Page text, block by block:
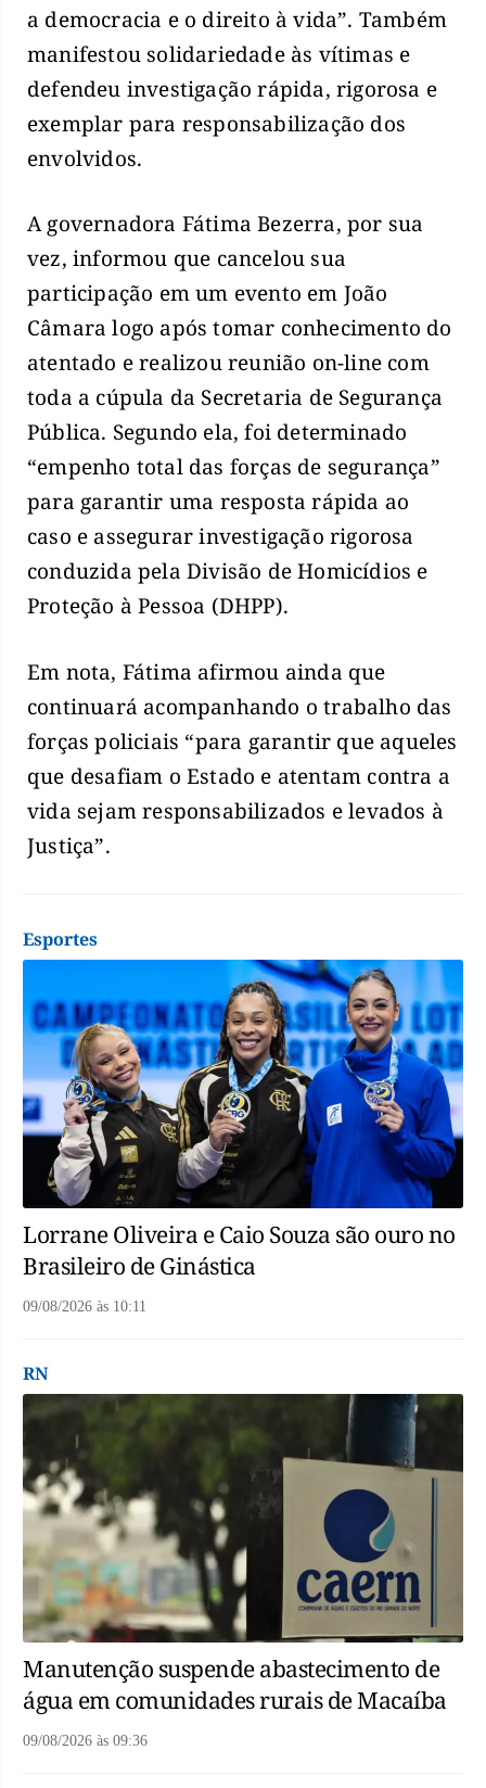
a democracia e o direito à vida”. Também
manifestou solidariedade às vítimas e
defendeu investigação rápida, rigorosa e
exemplar para responsabilização dos
envolvidos.
A governadora Fátima Bezerra, por sua
vez, informou que cancelou sua
participação em um evento em João
Câmara logo após tomar conhecimento do
atentado e realizou reunião on-line com
toda a cúpula da Secretaria de Segurança
Pública. Segundo ela, foi determinado
“empenho total das forças de segurança”
para garantir uma resposta rápida ao
caso e assegurar investigação rigorosa
conduzida pela Divisão de Homicídios e
Proteção à Pessoa (DHPP).
Em nota, Fátima afirmou ainda que
continuará acompanhando o trabalho das
forças policiais “para garantir que aqueles
que desafiam o Estado e atentam contra a
vida sejam responsabilizados e levados à
Justiça”.
Esportes
Lorrane Oliveira e Caio Souza são ouro no
Brasileiro de Ginástica
09/08/2026 às 10:11
RN
Manutenção suspende abastecimento de
água em comunidades rurais de Macaíba
09/08/2026 às 09:36